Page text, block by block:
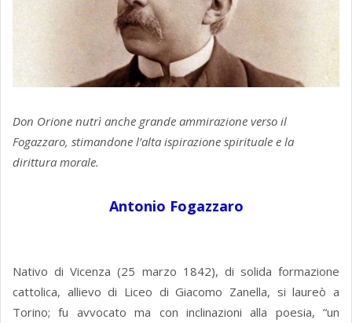
Don Orione nutrì anche grande ammirazione verso il
Fogazzaro, stimandone l’alta ispirazione spirituale e la
dirittura morale.
Antonio Fogazzaro
Nativo di Vicenza (25 marzo 1842), di solida formazione
cattolica, allievo di Liceo di Giacomo Zanella, si laureò a
Torino; fu avvocato ma con inclinazioni alla poesia, “un